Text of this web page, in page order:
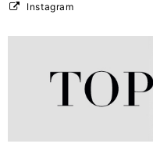
Instagram